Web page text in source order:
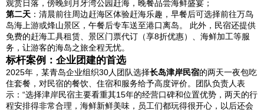
观赏日落，傍晚到月牙湾公园赶海，晚餐品尝海鲜盛宴；
第二天 ：清晨前往周边赶海区体验赶海乐趣，早餐后可选择前往万鸟
岛海上游或烽山景区，午餐后专车送至港口离岛。 此外，民宿还提供
免费的赶海工具租赁、景区门票代订（享8折优惠）、海鲜加工等服
务，让游客的海岛之旅全程无忧。
标杆案例：企业团建的首选
2025年，某青岛企业组织30人团队选择长岛津岸民宿的两天一夜包吃
住套餐，对民宿的餐饮、住宿和服务给予高度评价。团队负责人表
示：“选择津岸民宿主要看重其15年的经营口碑和位置优势，两天的行
程安排得非常合理，海鲜新鲜美味，员工们都玩得很开心，以后还会